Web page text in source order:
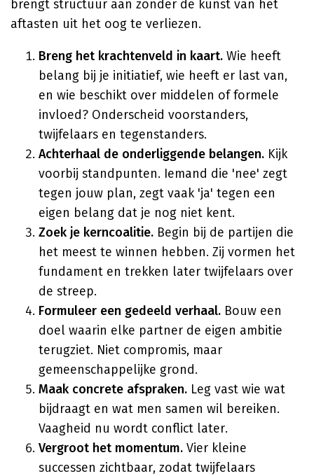
brengt structuur aan zonder de kunst van het
aftasten uit het oog te verliezen.
Breng het krachtenveld in kaart. Wie heeft
belang bij je initiatief, wie heeft er last van,
en wie beschikt over middelen of formele
invloed? Onderscheid voorstanders,
twijfelaars en tegenstanders.
Achterhaal de onderliggende belangen. Kijk
voorbij standpunten. Iemand die 'nee' zegt
tegen jouw plan, zegt vaak 'ja' tegen een
eigen belang dat je nog niet kent.
Zoek je kerncoalitie. Begin bij de partijen die
het meest te winnen hebben. Zij vormen het
fundament en trekken later twijfelaars over
de streep.
Formuleer een gedeeld verhaal. Bouw een
doel waarin elke partner de eigen ambitie
terugziet. Niet compromis, maar
gemeenschappelijke grond.
Maak concrete afspraken. Leg vast wie wat
bijdraagt en wat men samen wil bereiken.
Vaagheid nu wordt conflict later.
Vergroot het momentum. Vier kleine
successen zichtbaar, zodat twijfelaars